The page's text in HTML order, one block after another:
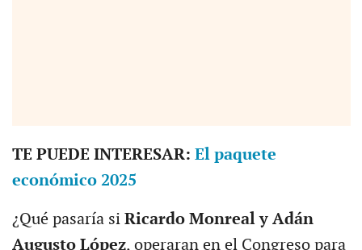
TE PUEDE INTERESAR: El paquete
económico 2025
¿Qué pasaría si Ricardo Monreal y Adán
Augusto López, operaran en el Congreso para